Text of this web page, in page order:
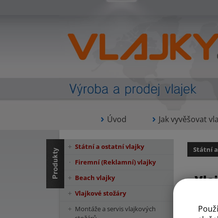
Úvod Jak vyvěšovat
Státní
Státní a ostatní vlajky
Firemní (Reklamní) vlajky
Beach vlajky
Vlajkové stožáry
Montáže a servis vlajkových